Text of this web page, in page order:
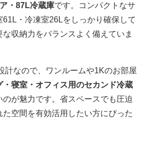
・87L冷蔵庫です。コンパクトなサ
・冷凍室26Lをしっかり確保して
収納力をバランスよく備えていま
計なので、ワンルームや1Kのお部屋
・寝室・オフィス用のセカンド冷蔵
のが魅力です。省スペースでも圧迫
空間を有効活用したい方にぴった